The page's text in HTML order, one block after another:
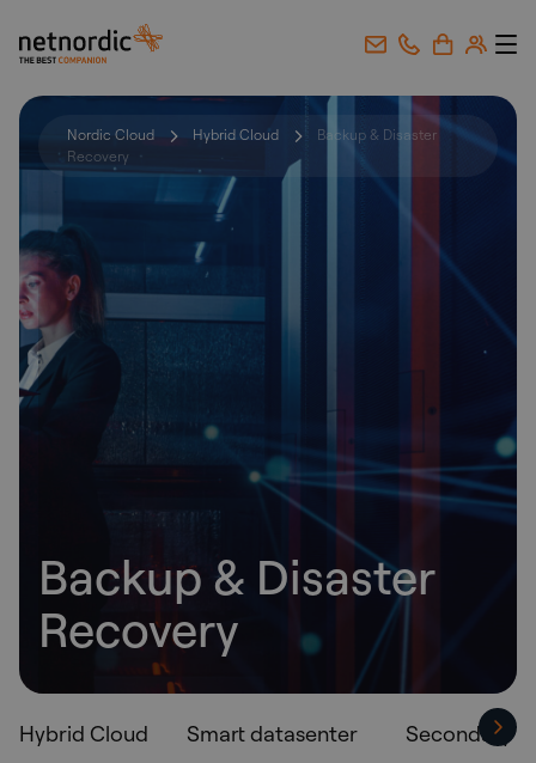
NetNordic Norway
Nordic Cloud Hybrid Cloud
Backup & Disaster
Recovery
Backup & Disaster
Recovery
Hybrid Cloud Smart datasenter Secondary